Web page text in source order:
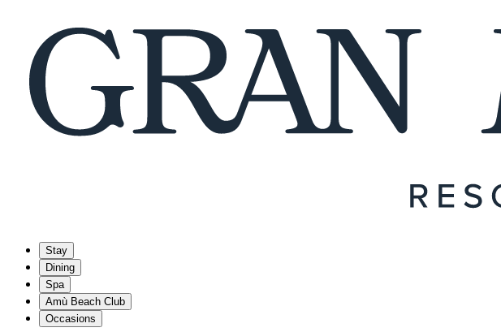
Stay
Dining
Spa
Amù Beach Club
Occasions